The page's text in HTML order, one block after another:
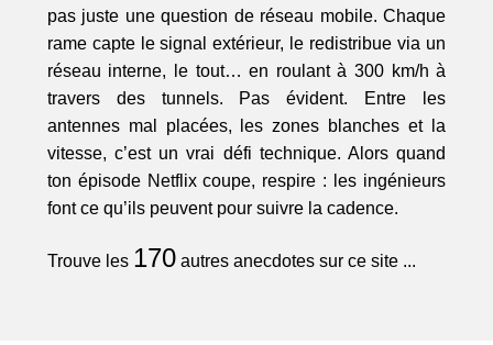
pas juste une question de réseau mobile. Chaque
rame capte le signal extérieur, le redistribue via un
réseau interne, le tout… en roulant à 300 km/h à
travers des tunnels. Pas évident. Entre les
antennes mal placées, les zones blanches et la
vitesse, c’est un vrai défi technique. Alors quand
ton épisode Netflix coupe, respire : les ingénieurs
font ce qu’ils peuvent pour suivre la cadence.
Trouve les 170autres anecdotes sur ce site ...